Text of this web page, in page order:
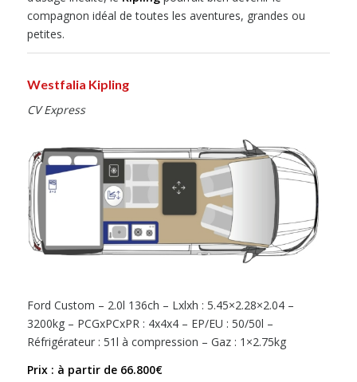
compagnon idéal de toutes les aventures, grandes ou
petites.
Westfalia Kipling
CV Express
Ford Custom – 2.0l 136ch – Lxlxh : 5.45×2.28×2.04 –
3200kg – PCGxPCxPR : 4x4x4 – EP/EU : 50/50l –
Réfrigérateur : 51l à compression – Gaz : 1×2.75kg
Prix : à partir de 66.800€